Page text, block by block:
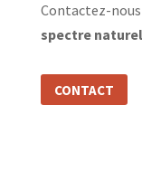
Contactez-
spectre naturel
CONTACT